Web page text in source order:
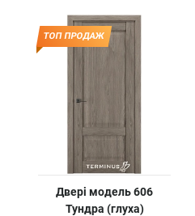
ТОП ПРОДАЖ
Двері модель 606
Тундра (глуха)